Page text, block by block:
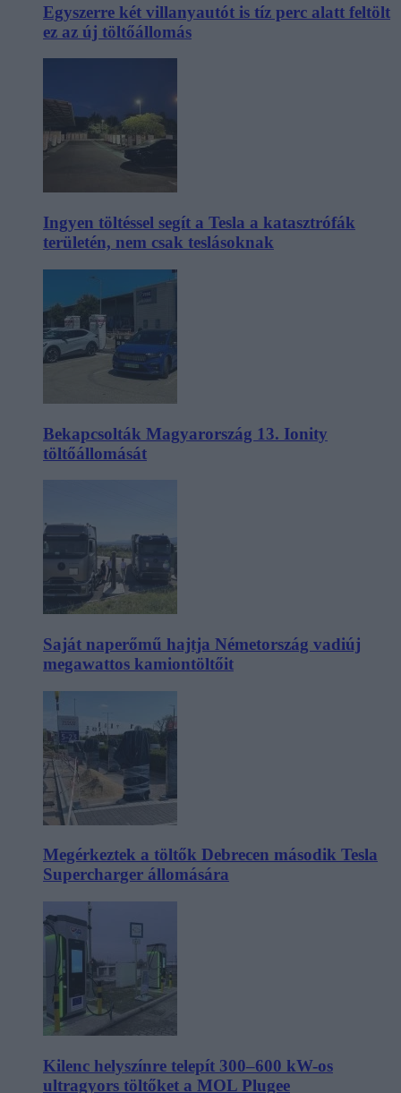
Egyszerre két villanyautót is tíz perc alatt feltölt
ez az új töltőállomás
Ingyen töltéssel segít a Tesla a katasztrófák
területén, nem csak teslásoknak
Bekapcsolták Magyarország 13. Ionity
töltőállomását
Saját naperőmű hajtja Németország vadiúj
megawattos kamiontöltőit
Megérkeztek a töltők Debrecen második Tesla
Supercharger állomására
Kilenc helyszínre telepít 300–600 kW-os
ultragyors töltőket a MOL Plugee